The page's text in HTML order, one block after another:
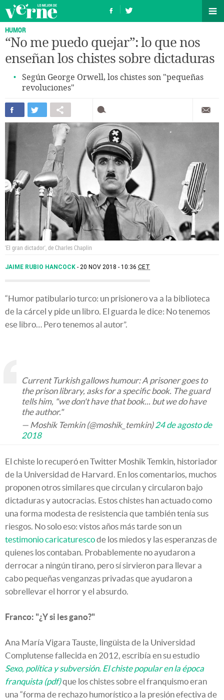
HUMOR
“No me puedo quejar”: lo que nos
enseñan los chistes sobre dictaduras
Según George Orwell, los chistes son "pequeñas
revoluciones"
'El gran dictador', de Charles Chaplin
JAIME RUBIO HANCOCK 20 NOV 2018 - 10:36 CET
“Humor patibulario turco: un prisionero va a la biblioteca
de la cárcel y pide un libro. El guarda le dice: No tenemos
ese libro… Pero tenemos al autor”.
Current Turkish gallows humour: A prisoner goes to
the prison library, asks for a specific book. The guard
tells him, "we don't have that book... but we do have
the author."
— Moshik Temkin (@moshik_temkin)24 de agosto de
2018
El chiste lo recuperó en Twitter Moshik Temkin, historiador
de la Universidad de Harvard. En los comentarios, muchos
proponen otros similares que circulan y circularon bajo
dictaduras y autocracias. Estos chistes han actuado como
una forma modesta de resistencia que también tenía sus
riesgos. No solo eso: vistos años más tarde son un
testimonio caricaturescode los miedos y las esperanzas de
quienes los contaban. Probablemente no ayudaron a
derrocar a ningún tirano, pero sí sirvieron para llevar a
cabo pequeñas venganzas privadas que ayudaron a
sobrellevar el horror y el absurdo.
Franco: "¿Y si les gano?"
Ana María Vigara Tauste, lingüista de la Universidad
Complutense fallecida en 2012, escribía en su estudio
Sexo, política y subversión. El chiste popular en la época
franquista (pdf)que los chistes sobre el franquismo eran
una “forma de rechazo humorístico a la presión efectiva de